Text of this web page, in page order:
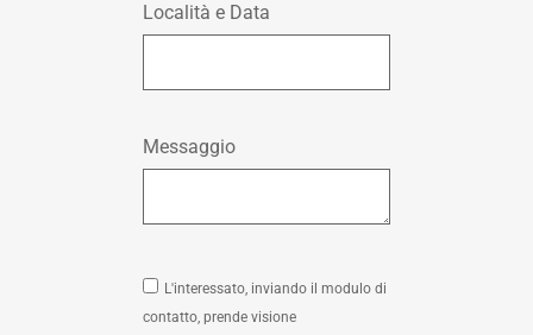
Località e Data
Messaggio
L'interessato, inviando il modulo di
contatto, prende visione